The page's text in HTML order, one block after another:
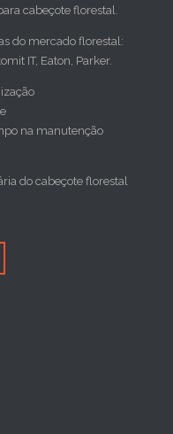
cabeçote florestal.
do mercado florestal:
IT, Eaton, Parker.
na manutenção
do cabeçote florestal